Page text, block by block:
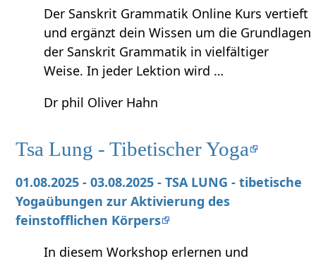
Der Sanskrit Grammatik Online Kurs vertieft
und ergänzt dein Wissen um die Grundlagen
der Sanskrit Grammatik in vielfältiger
Weise. In jeder Lektion wird …
Dr phil Oliver Hahn
Tsa Lung - Tibetischer Yoga
01.08.2025 - 03.08.2025 - TSA LUNG - tibetische
Yogaübungen zur Aktivierung des
feinstofflichen Körpers
In diesem Workshop erlernen und